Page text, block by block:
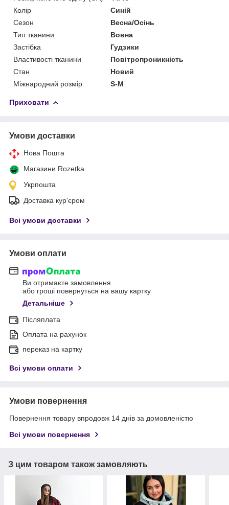
Колір
Синій
Сезон
Весна/Осінь
Тип тканини
Вовна
Застібка
Гудзики
Властивості тканини
Повітропроникність
Стан
Новий
Міжнародний розмір
S-M
Приховати
Умови доставки
Нова Пошта
Магазини Rozetka
Укрпошта
Доставка кур'єром
Всі умови доставки
Умови оплати
Ви отримаєте замовлення
або гроші повернуться на вашу картку
Детальніше
Післяплата
Оплата на рахунок
переказ на картку
Всі умови оплати
Умови повернення
Повернення товару впродовж 14 днів за домовленістю
Всі умови повернення
З цим товаром також замовляють